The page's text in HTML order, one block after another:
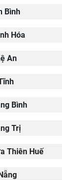
Bình
Hóa
An
Bình
Trị
Thiên Huế